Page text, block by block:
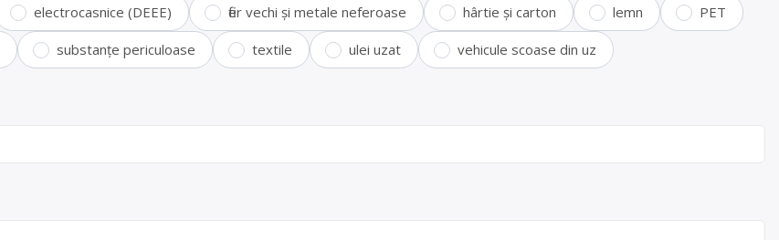
electrocasnice (DEEE) fier vechi și metale neferoase hârtie și carton lemn PET
substanțe periculoase textile ulei uzat vehicule scoase din uz